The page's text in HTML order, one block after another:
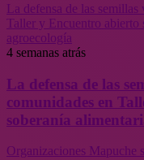
La defensa de las
Taller y Encuentro abierto
agroecología
4 semanas atrás
La defensa de las
comunidades en
soberanía
Organizaciones Mapuche